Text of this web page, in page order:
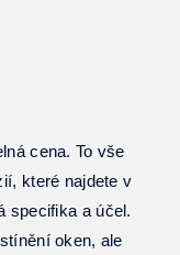
cena. To vše
které najdete v
specifika a účel.
oken, ale